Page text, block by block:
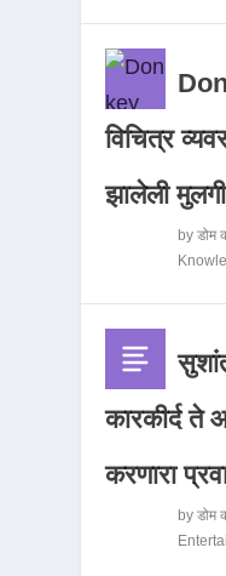
विचित्र
झालेली मुलगी
byडोम
कारकीर्द ते
करणारा
byडोम